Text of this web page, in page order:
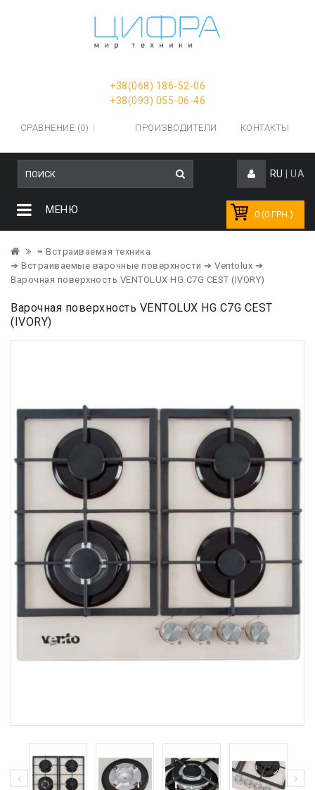
+38(068) 186-52-06
+38(093) 055-06-46
СРАВНЕНИЕ (0) ПРОИЗВОДИТЕЛИ КОНТАКТЫ
RU UA
0 (0 ГРН.)
МЕНЮ
≡ Встраиваемая техника
➔ Встраиваемые варочные поверхности ➔ Ventolux ➔
Варочная поверхность VENTOLUX HG C7G CEST (IVORY)
Варочная поверхность VENTOLUX HG C7G CEST
(IVORY)